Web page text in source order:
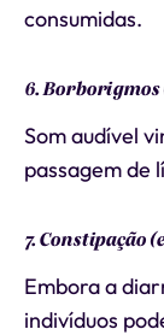
consumidas.
6.
Som audível
passagem de
7. Constipação
Embora a
indivíduos